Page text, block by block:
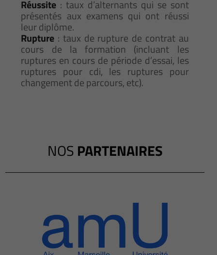
Réussite : taux d’alternants qui se sont
présentés aux examens qui ont réussi
leur diplôme.
Rupture : taux de rupture de contrat au
cours de la formation (incluant les
ruptures en cours de période d’essai, les
ruptures pour cdi, les ruptures pour
changement de parcours, etc).
NOS PARTENAIRES